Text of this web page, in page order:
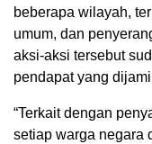
beberapa wilayah,
umum, dan
aksi-aksi tersebut
pendapat yang
“Terkait dengan
setiap warga negara